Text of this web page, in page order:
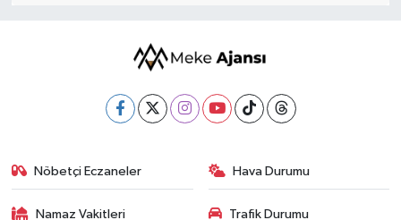
Nöbetçi Eczaneler Hava Durumu
Namaz Vakitleri Trafik Durumu